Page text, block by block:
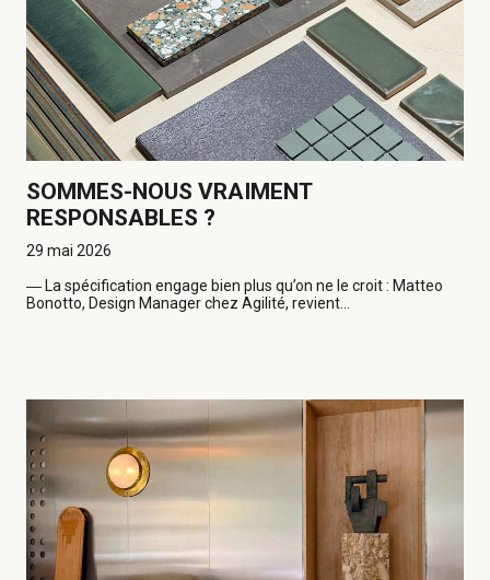
SOMMES-NOUS VRAIMENT
RESPONSABLES ?
29 mai 2026
― La spécification engage bien plus qu’on ne le croit : Matteo
Bonotto, Design Manager chez Agilité, revient...